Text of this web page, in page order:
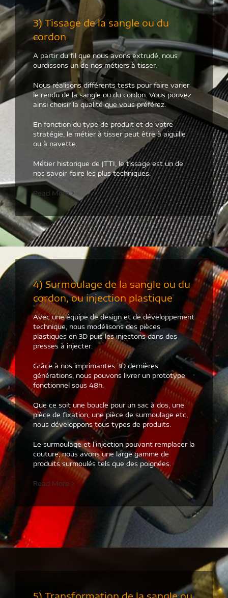
3) Tissage de la sangle ou du
cordon
A partir du fil que nous avons extrudé, nous
ourdissons un de nos métiers à tisser.
Nous réalisons différents tests pour faire varier
le rendu de la sangle ou du cordon. Vous pouvez
ainsi choisir la qualité que vous préférez.
En fonction du type de produit et de votre
stratégie, le métier à tisser peut être à aiguille
ou à navette.
Métier historique de JTTI, le tissage est un de
nos savoir-faire les plus techniques.
Read More
4) Surmoulage de la sangle ou du
cordon, ou injection plastique
Avec une équipe de design et de développement
technique, nous modélisons des pièces
plastiques en 3D puis les injectons dans des
presses à injecter.
Grâce à nos imprimantes 3D dernières
générations, nous pouvons livrer un prototype
fonctionnel sous 48h.
Que ce soit une boucle pour un sac à dos, une
pièce de fixation, une pièce de surmoulage etc,
nous développons tous types de produits.
Le surmoulage et l’injection pouvant remplacer la
couture, nous avons une large gamme de
produits surmoulés tels que des poignées.
Read More
5) Transformation de la sangle ou